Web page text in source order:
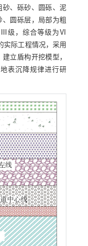
砂、砾砂、圆砾、泥
圆砾层，局部为粗
Ⅲ级，综合等级为Ⅵ
实际工程情况，采用
立盾构开挖模型，
表沉降规律进行研